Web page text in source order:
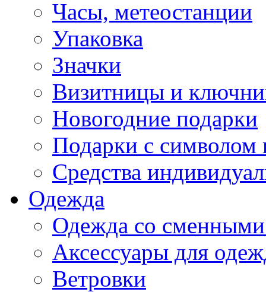
Часы, метеостанции
Упаковка
Значки
Визитницы и
Новогодние подарки
Подарки с символом
Средства
Одежда
Одежда со сменными
Аксессуары для
Ветровки